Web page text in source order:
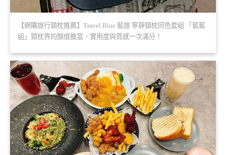
【網購旅行頸枕推薦】Travel Blue 藍旅 寧靜頸枕同色套組 「藍藍
組」頸枕界的顏值擔當，實用度與質感一次滿分！